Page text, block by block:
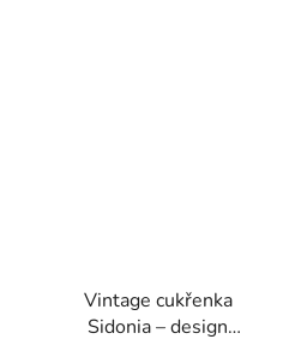
Vintage cukřenka
Sidonia – design